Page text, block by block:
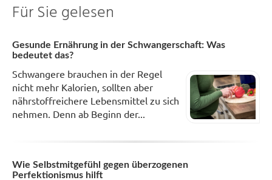
Für Sie gelesen
Gesunde Ernährung in der Schwangerschaft: Was
bedeutet das?
Schwangere brauchen in der Regel
nicht mehr Kalorien, sollten aber
nährstoffreichere Lebensmittel zu sich
nehmen. Denn ab Beginn der...
Wie Selbstmitgefühl gegen überzogenen
Perfektionismus hilft